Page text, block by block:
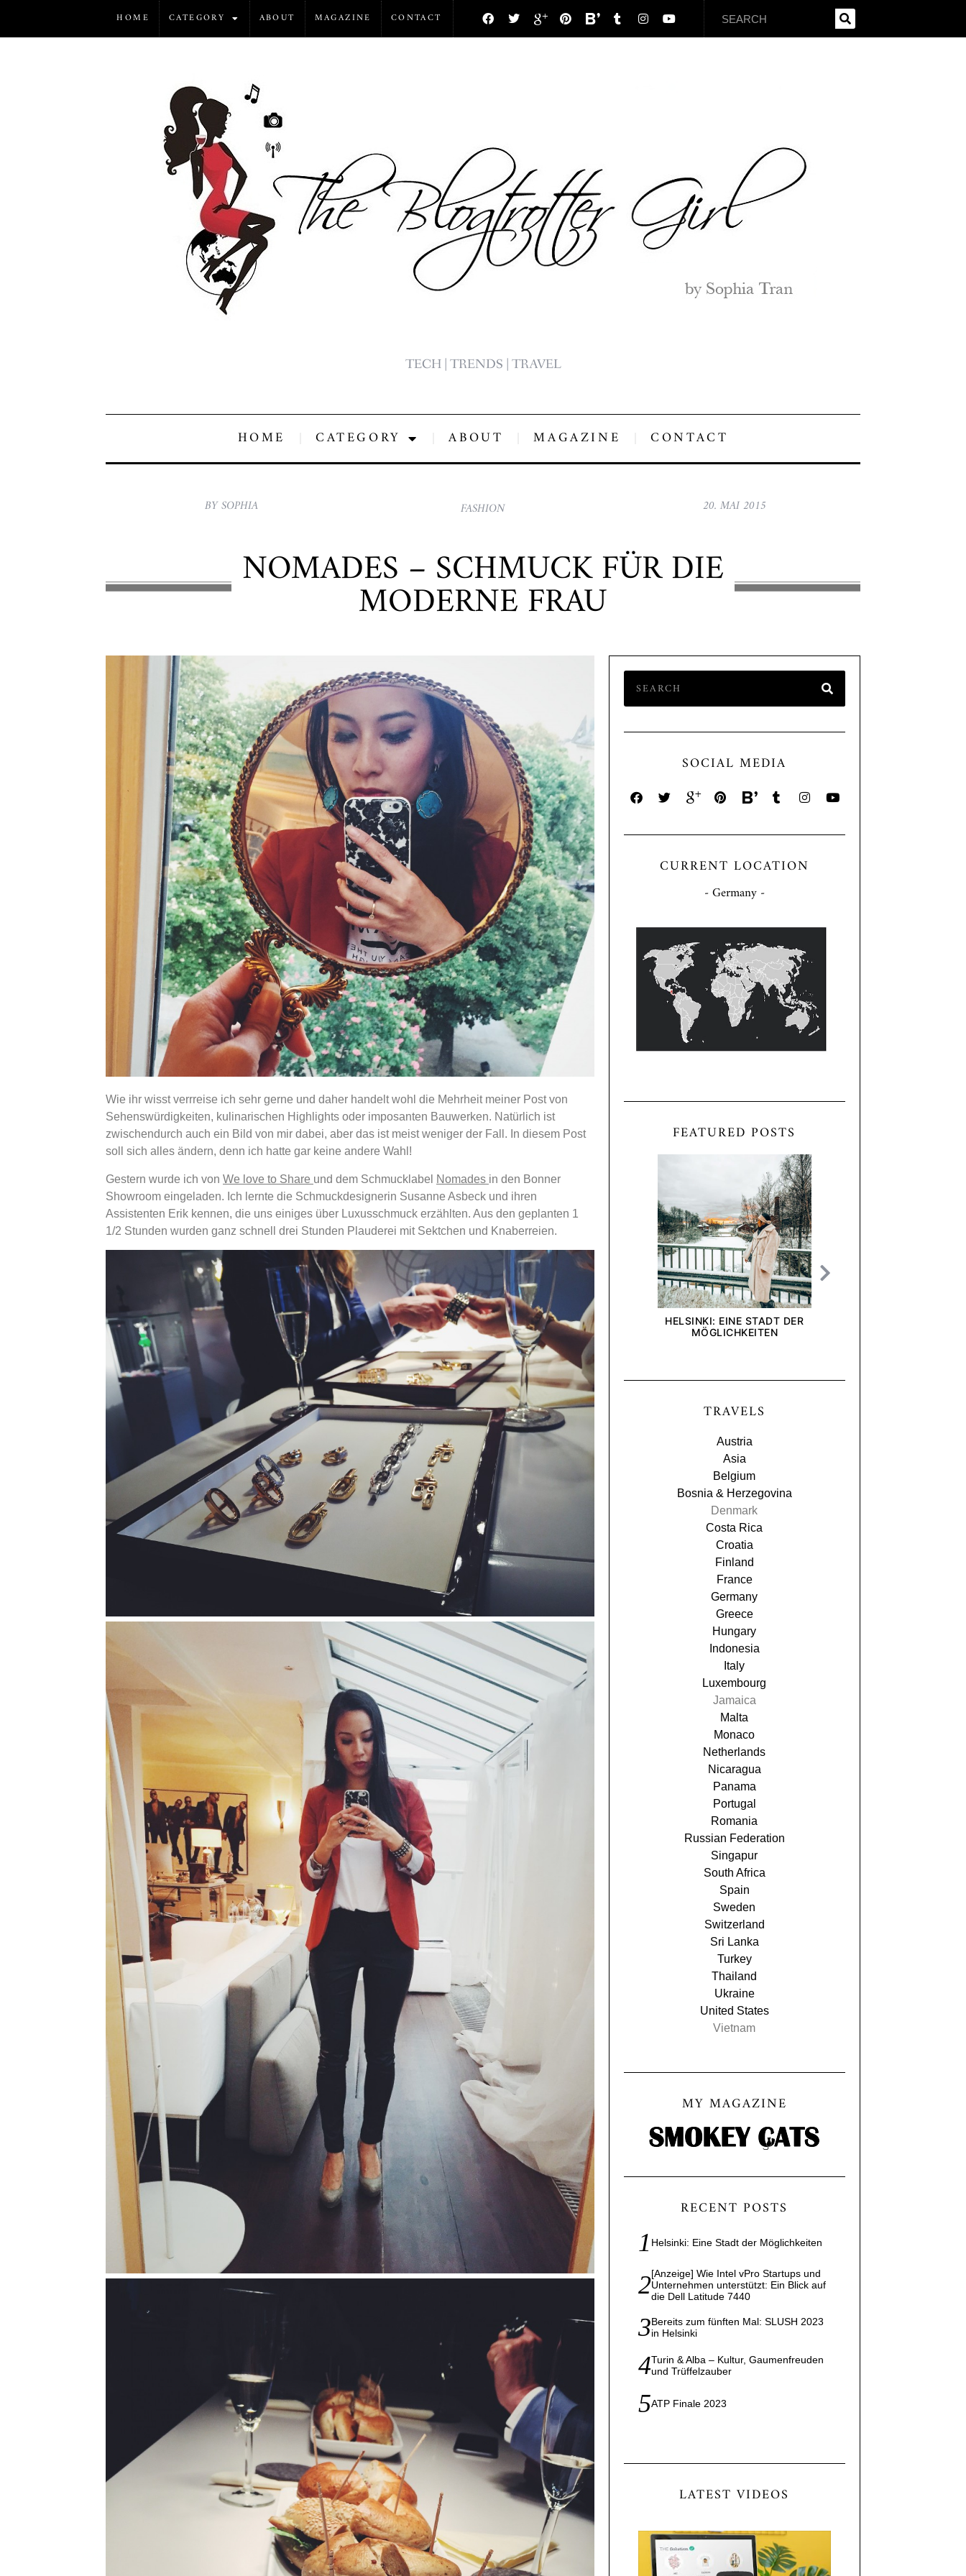
HOME CATEGORY ABOUT MAGAZINE CONTACT
TECH | TRENDS | TRAVEL
HOME CATEGORY ABOUT MAGAZINE CONTACT
BY SOPHIA FASHION 20. MAI 2015
NOMADES – SCHMUCK FÜR DIE
MODERNE FRAU
Wie ihr wisst verrreise ich sehr gerne und daher handelt wohl die Mehrheit meiner Post von
Sehenswürdigkeiten, kulinarischen Highlights oder imposanten Bauwerken. Natürlich ist
zwischendurch auch ein Bild von mir dabei, aber das ist meist weniger der Fall. In diesem Post
soll sich alles ändern, denn ich hatte gar keine andere Wahl!
Gestern wurde ich von We love to Share und dem Schmucklabel Nomades in den Bonner
Showroom eingeladen. Ich lernte die Schmuckdesignerin Susanne Asbeck und ihren
Assistenten Erik kennen, die uns einiges über Luxusschmuck erzählten. Aus den geplanten 1
1/2 Stunden wurden ganz schnell drei Stunden Plauderei mit Sektchen und Knaberreien.
SOCIAL MEDIA
CURRENT LOCATION
- Germany -
FEATURED POSTS
HELSINKI: EINE STADT DER
MÖGLICHKEITEN
TRAVELS
Austria
Asia
Belgium
Bosnia & Herzegovina
Denmark
Costa Rica
Croatia
Finland
France
Germany
Greece
Hungary
Indonesia
Italy
Luxembourg
Jamaica
Malta
Monaco
Netherlands
Nicaragua
Panama
Portugal
Romania
Russian Federation
Singapur
South Africa
Spain
Sweden
Switzerland
Sri Lanka
Turkey
Thailand
Ukraine
United States
Vietnam
MY MAGAZINE
RECENT POSTS
Helsinki: Eine Stadt der Möglichkeiten
[Anzeige] Wie Intel vPro Startups und
Unternehmen unterstützt: Ein Blick auf
die Dell Latitude 7440
Bereits zum fünften Mal: SLUSH 2023
in Helsinki
Turin & Alba – Kultur, Gaumenfreuden
und Trüffelzauber
ATP Finale 2023
LATEST VIDEOS